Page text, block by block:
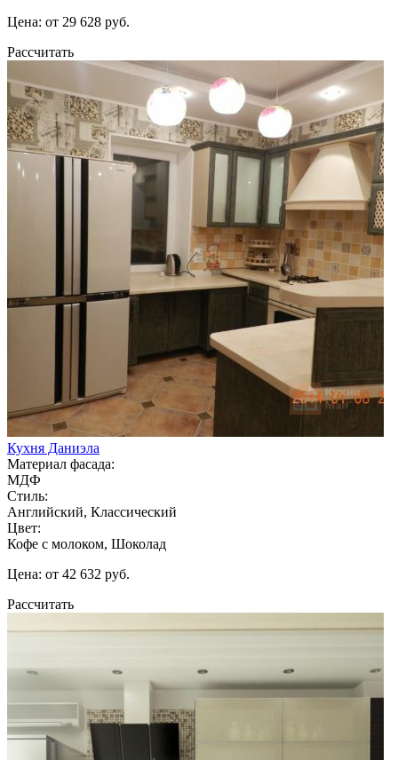
Цена: от 29 628 руб.
Рассчитать
Кухня Даниэла
Материал фасада:
МДФ
Стиль:
Английский, Классический
Цвет:
Кофе с молоком, Шоколад
Цена: от 42 632 руб.
Рассчитать